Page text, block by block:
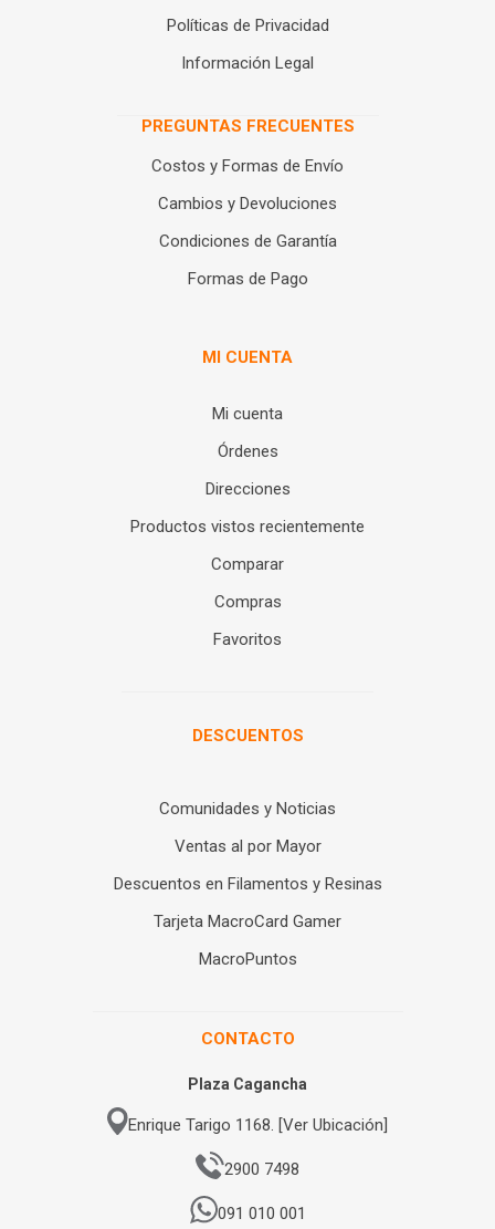
Políticas de Privacidad
Información Legal
PREGUNTAS FRECUENTES
Costos y Formas de Envío
Cambios y Devoluciones
Condiciones de Garantía
Formas de Pago
MI CUENTA
Mi cuenta
Órdenes
Direcciones
Productos vistos recientemente
Comparar
Compras
Favoritos
DESCUENTOS
Comunidades y Noticias
Ventas al por Mayor
Descuentos en Filamentos y Resinas
Tarjeta MacroCard Gamer
MacroPuntos
CONTACTO
Plaza Cagancha
Enrique Tarigo 1168. [Ver Ubicación]
2900 7498
091 010 001